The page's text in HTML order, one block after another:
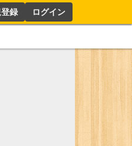
録 ログイン